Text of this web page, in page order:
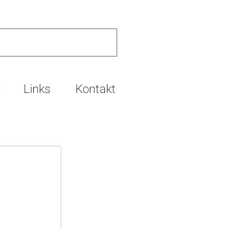
Links Kontakt